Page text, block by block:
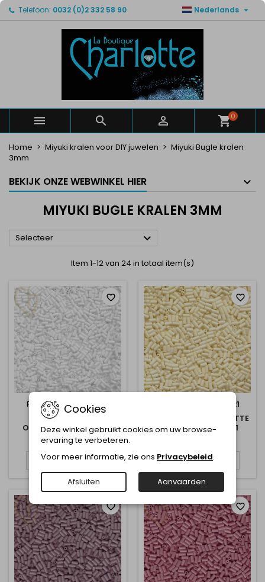
Telefoon: 0032 (0)2 332 58 90 Nederlands 
   0
Home Miyuki kralen voor DIY juwelen
Miyuki Bugle kralen
3mm
BEKIJK ONZE WEBWINKEL HIER
MIYUKI BUGLE KRALEN 3MM
Selecteer 
Item 1-12 van 24 in totaal item(s)
REFERENTIE:BGL1-9402
BUGLE 3MM MIYUKI
OPAQUE WHITE - BGL1-
9402
€ 1,25
 In winkelwagen
favorite_border
BGL1-92021
BUGLE 3MM MIYUKI MATTE
CREAM - BGL1-92021
 In winkelwagen
favorite_border
favorite_border favorite_border
Mijn verlanglijsten ×
Maak een lijst
((modalTitle)) ×
((confirmMessage))
((modalDeleteText))
Maak een verlanglijst ×
Verlanglijst naam
Annuleren Maak een verlanglijst
Inloggen ×
U moet ingelogd zijn om producten in uw verlanglijst
Annuleren Inloggen
Cookies
Deze winkel gebruikt cookies om uw browse-
ervaring te verbeteren.
Voor meer informatie, zie ons Privacybeleid.
Afsluiten Aanvaarden